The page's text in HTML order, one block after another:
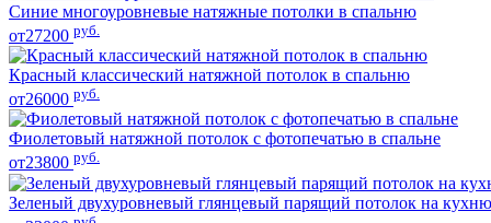
Синие многоуровневые натяжные потолки в спальню
от27200 руб.
Красный классический натяжной потолок в спальню
от26000 руб.
Фиолетовый натяжной потолок с фотопечатью в спальне
от23800 руб.
Зеленый двухуровневый глянцевый парящий потолок на кухню